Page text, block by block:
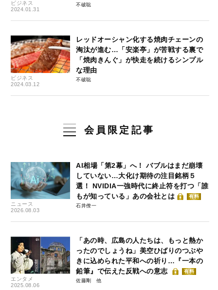
ビジネス
2024.01.31
不破聡
ビジネス
2024.03.12
レッドオーシャン化する焼肉チェーンの
淘汰が進む…「安楽亭」が苦戦する裏で
「焼肉きんぐ」が快走を続けるシンプル
な理由
不破聡
会員限定記事
ニュース
2026.08.03
AI相場「第2幕」へ！ バブルはまだ崩壊
していない…大化け期待の注目銘柄５
選！ NVIDIA一強時代に終止符を打つ「誰
もが知っている」あの会社とは
有料
石井僚一
エンタメ
2025.08.06
「あの時、広島の人たちは、もっと熱か
ったのでしょうね」美空ひばりのつぶや
きに込められた平和への祈り…『一本の
鉛筆』で伝えた反戦への意志
有料
佐藤剛